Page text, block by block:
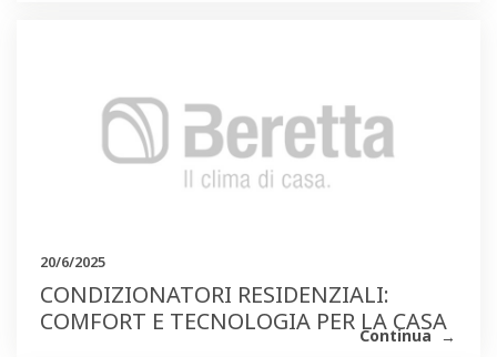
20/6/2025
CONDIZIONATORI RESIDENZIALI:
COMFORT E TECNOLOGIA PER LA CASA
Continua